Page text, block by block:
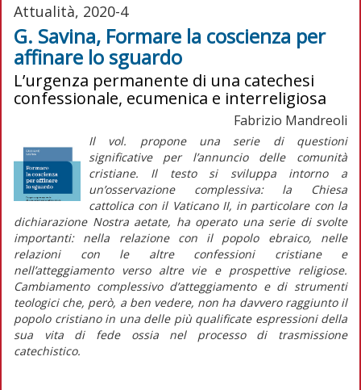
Attualità, 2020-4
G. Savina, Formare la coscienza per
affinare lo sguardo
L’urgenza permanente di una catechesi
confessionale, ecumenica e interreligiosa
Fabrizio Mandreoli
Il vol. propone una serie di questioni
significative per l’annuncio delle comunità
cristiane. Il testo si sviluppa intorno a
un’osservazione complessiva: la Chiesa
cattolica con il Vaticano II, in particolare con la
dichiarazione Nostra aetate, ha operato una serie di svolte
importanti: nella relazione con il popolo ebraico, nelle
relazioni con le altre confessioni cristiane e
nell’atteggiamento verso altre vie e prospettive religiose.
Cambiamento complessivo d’atteggiamento e di strumenti
teologici che, però, a ben vedere, non ha davvero raggiunto il
popolo cristiano in una delle più qualificate espressioni della
sua vita di fede ossia nel processo di trasmissione
catechistico.